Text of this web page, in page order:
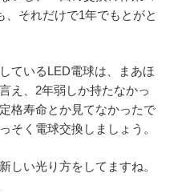
、それだけで1年でもとがと
ているLED電球は、まあほ
え、2年弱しか持たなかっ
格寿命とか見てなかったで
そく電球交換しましょう。
しい光り方をしてますね。